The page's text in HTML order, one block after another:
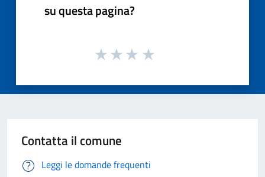
su questa pagina?
Contatta il comune
Leggi le domande frequenti